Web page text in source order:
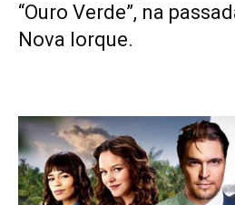
“Ouro Verde”, na
Nova Iorque.